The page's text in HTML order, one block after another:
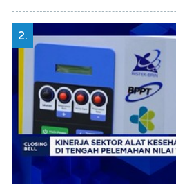
2.